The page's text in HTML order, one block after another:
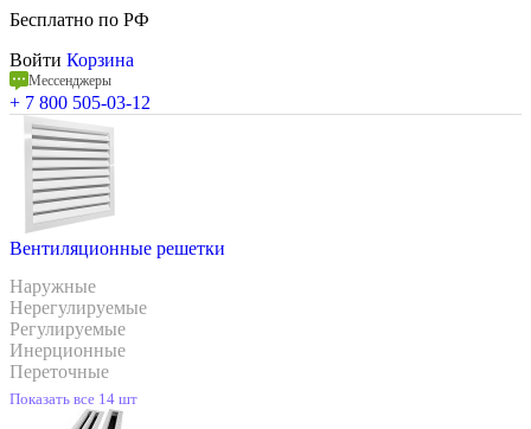
Бесплатно по РФ
Войти Корзина
Мессенджеры
+ 7 800 505-03-12
Вентиляционные решетки
Наружные
Нерегулируемые
Регулируемые
Инерционные
Переточные
Показать все 14 шт